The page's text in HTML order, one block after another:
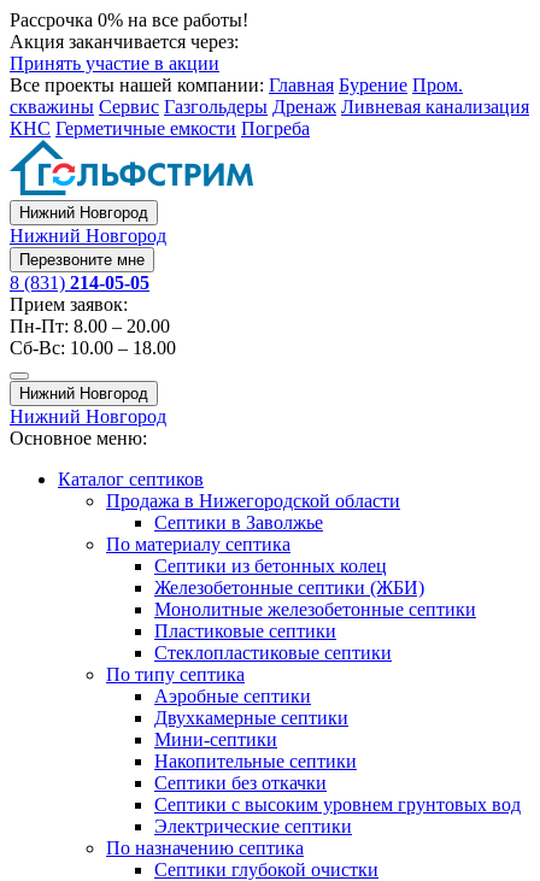
Рассрочка 0% на все работы!
Акция заканчивается через:
Принять участие в акции
Все проекты нашей компании: Главная Бурение Пром.
скважины Сервис Газгольдеры Дренаж Ливневая канализация
КНС Герметичные емкости Погреба
Нижний Новгород
Нижний Новгород
Перезвоните мне
8 (831) 214-05-05
Прием заявок:
Пн-Пт: 8.00 – 20.00
Сб-Вс: 10.00 – 18.00
Нижний Новгород
Нижний Новгород
Основное меню:
Каталог септиков
Продажа в Нижегородской области
Септики в Заволжье
По материалу септика
Септики из бетонных колец
Железобетонные септики (ЖБИ)
Монолитные железобетонные септики
Пластиковые септики
Стеклопластиковые септики
По типу септика
Аэробные септики
Двухкамерные септики
Мини-септики
Накопительные септики
Септики без откачки
Септики с высоким уровнем грунтовых вод
Электрические септики
По назначению септика
Септики глубокой очистки